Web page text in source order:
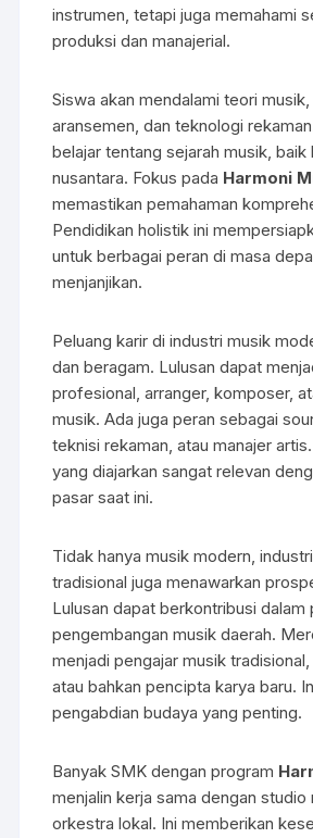
instrumen, tetapi juga memahami
produksi dan manajerial.
Siswa akan mendalami teori
aransemen, dan teknologi
belajar tentang sejarah musik, baik
nusantara. Fokus pada Harmoni
memastikan pemahaman
Pendidikan holistik ini
untuk berbagai peran di masa
menjanjikan.
Peluang karir di industri musik
dan beragam. Lulusan dapat
profesional, arranger, komposer,
musik. Ada juga peran sebagai
teknisi rekaman, atau manajer
yang diajarkan sangat relevan
pasar saat ini.
Tidak hanya musik modern,
tradisional juga menawarkan
Lulusan dapat berkontribusi dalam
pengembangan musik daerah.
menjadi pengajar musik
atau bahkan pencipta karya baru.
pengabdian budaya yang penting.
Banyak SMK dengan program
menjalin kerja sama dengan studio
orkestra lokal. Ini memberikan